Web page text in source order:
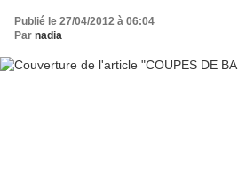
Publié le 27/04/2012 à 06:04
Par nadia